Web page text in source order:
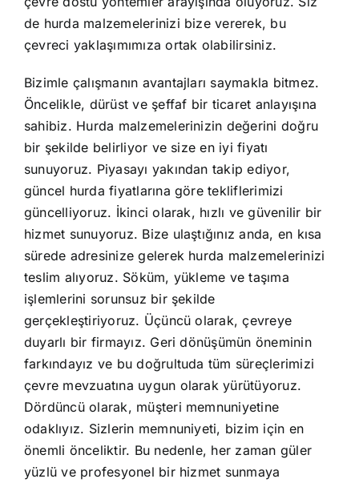
de hurda malzemelerinizi bize vererek, bu
çevreci yaklaşımımıza ortak olabilirsiniz.
Bizimle çalışmanın avantajları saymakla bitmez.
Öncelikle, dürüst ve şeffaf bir ticaret anlayışına
sahibiz. Hurda malzemelerinizin değerini doğru
bir şekilde belirliyor ve size en iyi fiyatı
sunuyoruz. Piyasayı yakından takip ediyor,
güncel hurda fiyatlarına göre tekliflerimizi
güncelliyoruz. İkinci olarak, hızlı ve güvenilir bir
hizmet sunuyoruz. Bize ulaştığınız anda, en kısa
sürede adresinize gelerek hurda malzemelerinizi
teslim alıyoruz. Söküm, yükleme ve taşıma
işlemlerini sorunsuz bir şekilde
gerçekleştiriyoruz. Üçüncü olarak, çevreye
duyarlı bir firmayız. Geri dönüşümün öneminin
farkındayız ve bu doğrultuda tüm süreçlerimizi
çevre mevzuatına uygun olarak yürütüyoruz.
Dördüncü olarak, müşteri memnuniyetine
odaklıyız. Sizlerin memnuniyeti, bizim için en
önemli önceliktir. Bu nedenle, her zaman güler
yüzlü ve profesyonel bir hizmet sunmaya